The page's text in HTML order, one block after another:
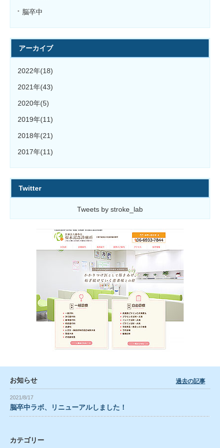
脳卒中
アーカイブ
2022年(18)
2021年(43)
2020年(5)
2019年(11)
2018年(21)
2017年(11)
Twitter
Tweets by stroke_lab
お知らせ
2021/8/17
脳卒中ラボ、リニューアルしました！
過去の記事
カテゴリー